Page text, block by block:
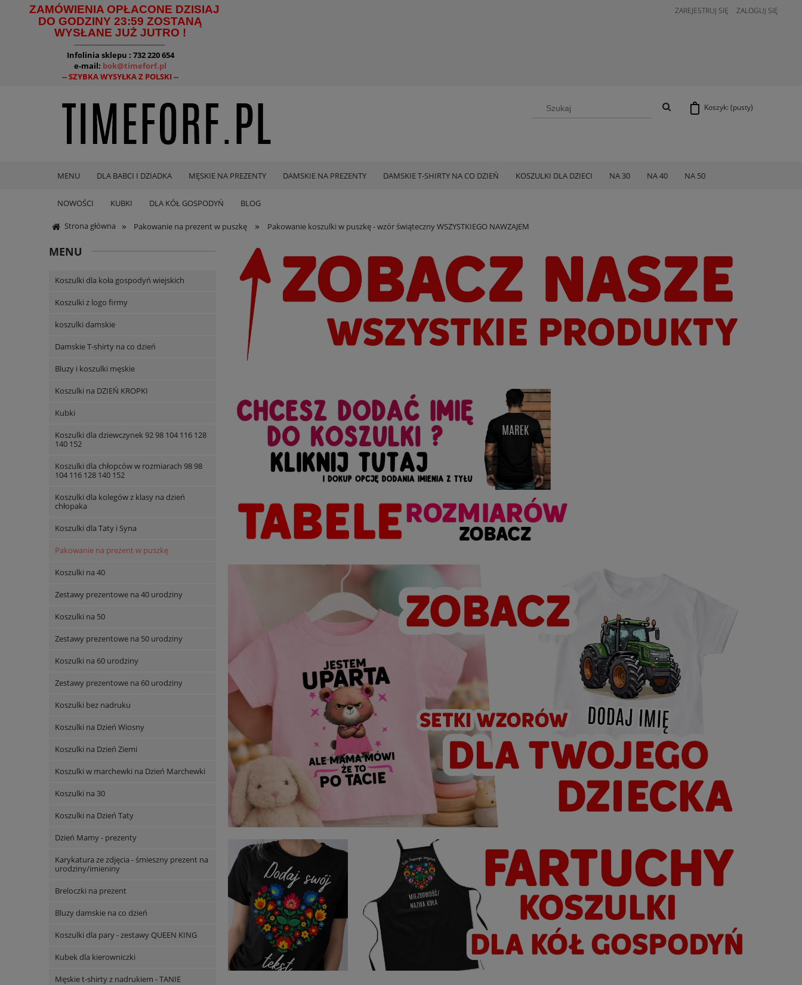
ZAMÓWIENIA OPŁACONE DZISIAJ
DO GODZINY 23:59 ZOSTANĄ
WYSŁANE JUŻ JUTRO !
--------------------------------------
Infolinia sklepu : 732 220 654
e-mail: bok@timeforf.pl
-- SZYBKA WYSYŁKA Z POLSKI --
ZAREJESTRUJ SIĘ ZALOGUJ SIĘ
Koszyk: (pusty)
MENU DLA BABCI I DZIADKA MĘSKIE NA PREZENTY DAMSKIE NA PREZENTY DAMSKIE T-SHIRTY NA CO DZIEŃ KOSZULKI DLA DZIECI NA 30 NA 40 NA 50
NOWOŚCI KUBKI DLA KÓŁ GOSPODYŃ BLOG
Strona główna » Pakowanie na prezent w puszkę » Pakowanie koszulki w puszkę - wzór świąteczny WSZYSTKIEGO NAWZAJEM
MENU
Koszulki dla koła gospodyń wiejskich
Koszulki z logo firmy
koszulki damskie
Damskie T-shirty na co dzień
Bluzy i koszulki męskie
Koszulki na DZIEŃ KROPKI
Kubki
Koszulki dla dziewczynek 92 98 104 116 128
140 152
Koszulki dla chłopców w rozmiarach 98 98
104 116 128 140 152
Koszulki dla kolegów z klasy na dzień
chłopaka
Koszulki dla Taty i Syna
Pakowanie na prezent w puszkę
Koszulki na 40
Zestawy prezentowe na 40 urodziny
Koszulki na 50
Zestawy prezentowe na 50 urodziny
Koszulki na 60 urodziny
Zestawy prezentowe na 60 urodziny
Koszulki bez nadruku
Koszulki na Dzień Wiosny
Koszulki na Dzień Ziemi
Koszulki w marchewki na Dzień Marchewki
Koszulki na 30
Koszulki na Dzień Taty
Dzień Mamy - prezenty
Karykatura ze zdjęcia - śmieszny prezent na
urodziny/imieniny
Breloczki na prezent
Bluzy damskie na co dzień
Koszulki dla pary - zestawy QUEEN KING
Kubek dla kierowniczki
Męskie t-shirty z nadrukiem - TANIE